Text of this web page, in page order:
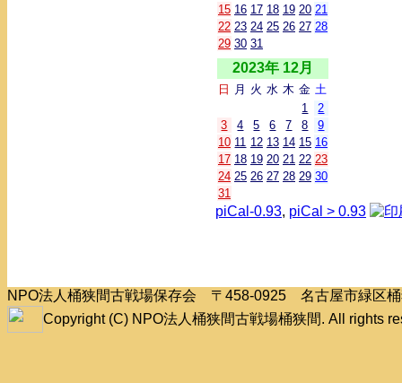
15 16 17 18 19 20 21
22 23 24 25 26 27 28
29 30 31
2023年 12月
日 月 火 水 木 金 土
1
2
3
4 5 6 7 8
9
10 11 12 13 14 15 16
17 18 19 20 21 22 23
24 25 26 27 28 29 30
31
piCal-0.93, piCal > 0.93
NPO法人桶狭間古戦場保存会 〒458-0925 名古屋市緑区
Copyright (C) NPO法人桶狭間古戦場桶狭間. All rights